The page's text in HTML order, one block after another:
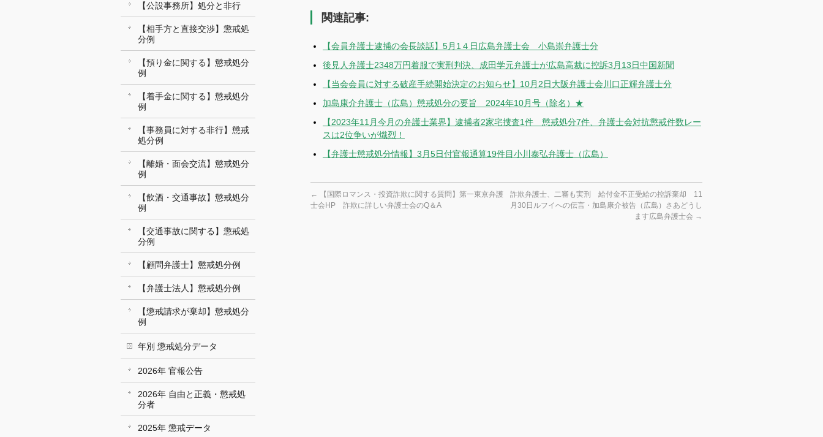
関連記事:
【会員弁護士逮捕の会長談話】5月1４日広島弁護士会 小島崇弁護士分
後見人弁護士2348万円着服で実刑判決、成田学元弁護士が広島高裁に控訴3月13日中国新聞
【当会会員に対する破産手続開始決定のお知らせ】10月2日大阪弁護士会川口正輝弁護士分
加島康介弁護士（広島）懲戒処分の要旨 2024年10月号（除名）★
【2023年11月今月の弁護士業界】逮捕者2家宅捜査1件 懲戒処分7件、弁護士会対抗懲戒件数レー
スは2位争いが熾烈！
【弁護士懲戒処分情報】3月5日付官報通算19件目小川泰弘弁護士（広島）
←
【国際ロマンス・投資詐欺に関する質問】第一東京弁護
士会HP 詐欺に詳しい弁護士会のQ＆A
詐欺弁護士、二審も実刑 給付金不正受給の控訴棄却 11
月30日ルフイへの伝言・加島康介被告（広島）さあどうし
ます広島弁護士会 →
【公設事務所】処分と非行
【相手方と直接交渉】懲戒処
分例
【預り金に関する】懲戒処分
例
【着手金に関する】懲戒処分
例
【事務員に対する非行】懲戒
処分例
【離婚・面会交流】懲戒処分
例
【飲酒・交通事故】懲戒処分
例
【交通事故に関する】懲戒処
分例
【顧問弁護士】懲戒処分例
【弁護士法人】懲戒処分例
【懲戒請求が棄却】懲戒処分
例
年別 懲戒処分データ
2026年 官報公告
2026年 自由と正義・懲戒処
分者
2025年 懲戒データ